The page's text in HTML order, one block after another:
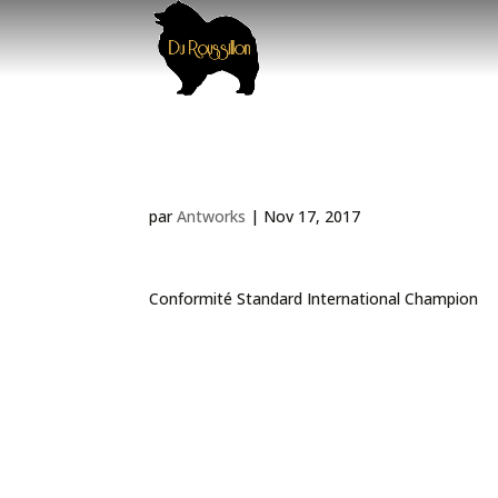
parAntworks | Nov 17, 2017
Conformité Standard International Champion